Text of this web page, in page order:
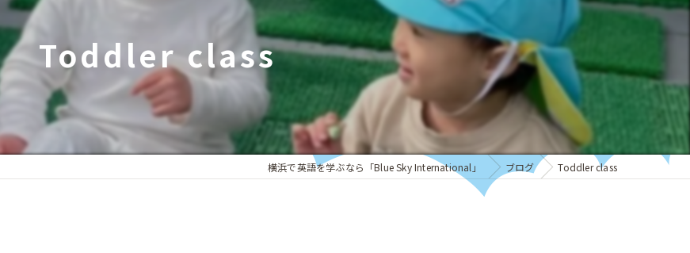
ネイティブ
教育
子ども
発音
Toddler class
横浜で英語を学ぶなら「Blue Sky International」 ブログ Toddler class